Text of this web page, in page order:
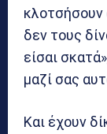
κλοτσήσουν
δεν τους
είσαι
μαζί σας
Και έχουν